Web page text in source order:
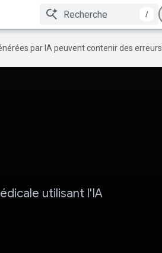
/
par IA peuvent contenir des erreurs.
utilisant l'IA